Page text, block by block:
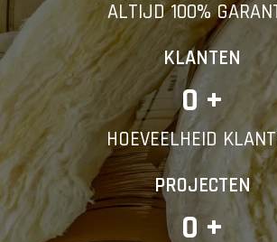
ALTIJD 100%
KLANTEN
0 +
HOEVEELHEID
PROJECTEN
0 +